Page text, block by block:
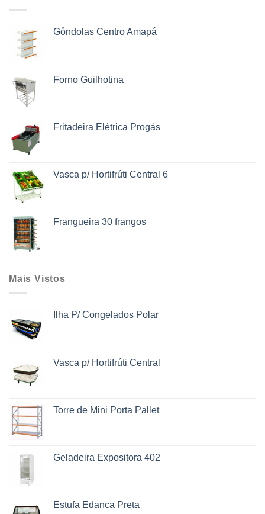
Gôndolas Centro Amapá
Forno Guilhotina
Fritadeira Elétrica Progás
Vasca p/ Hortifrúti Central 6
Frangueira 30 frangos
Mais Vistos
Ilha P/ Congelados Polar
Vasca p/ Hortifrúti Central
Torre de Mini Porta Pallet
Geladeira Expositora 402
Estufa Edanca Preta